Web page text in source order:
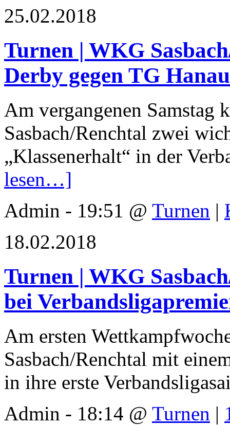
25.02.2018
Turnen | WKG
Derby gegen TG
Am vergangenen Samstag
Sasbach/Renchtal zwei
„Klassenerhalt“ in der
lesen…]
Admin - 19:51 @ Turnen |
18.02.2018
Turnen | WKG
bei
Am ersten
Sasbach/Renchtal mit
in ihre erste
Admin - 18:14 @ Turnen |